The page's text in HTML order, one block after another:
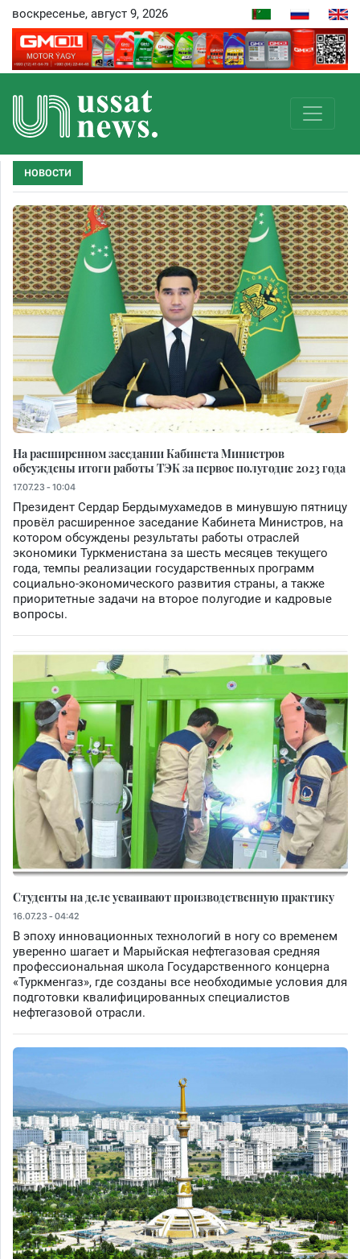
воскресенье, август 9, 2026
НОВОСТИ
На расширенном заседании Кабинета Министров
обсуждены итоги работы ТЭК за первое полугодие 2023 года
17.07.23 - 10:04
Президент Сердар Бердымухамедов в минувшую пятницу
провёл расширенное заседание Кабинета Министров, на
котором обсуждены результаты работы отраслей
экономики Туркменистана за шесть месяцев текущего
года, темпы реализации государственных программ
социально-экономического развития страны, а также
приоритетные задачи на второе полугодие и кадровые
вопросы.
Студенты на деле усваивают производственную практику
16.07.23 - 04:42
В эпоху инновационных технологий в ногу со временем
уверенно шагает и Марыйская нефтегазовая средняя
профессиональная школа Государственного концерна
«Туркменгаз», где созданы все необходимые условия для
подготовки квалифицированных специалистов
нефтегазовой отрасли.